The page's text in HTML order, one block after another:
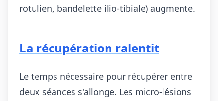
rotulien, bandelette ilio-tibiale) augmente.
La récupération ralentit
Le temps nécessaire pour récupérer entre
deux séances s'allonge. Les micro-lésions